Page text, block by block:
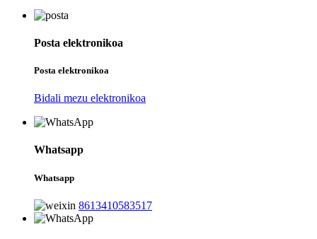
Posta elektronikoa
Posta elektronikoa
Bidali mezu elektronikoa
Whatsapp
Whatsapp
8613410583517